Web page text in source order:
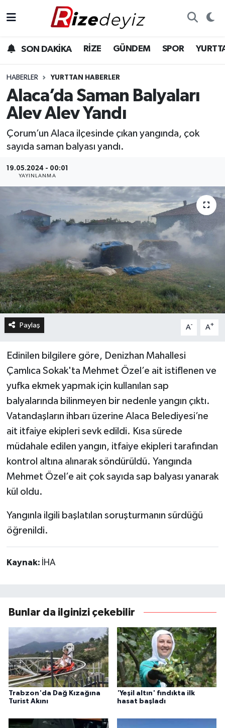
SON DAKİKA RİZE GÜNDEM SPOR
HABERLER YURTTAN HABERLER
Alaca’da Saman Balyaları
Alev Alev Yandı
Çorum’un Alaca ilçesinde çıkan yangında, çok
sayıda saman balyası yandı.
19.05.2024 - 00:01
YAYINLANMA
Paylaş A- A+
Edinilen bilgilere göre, Denizhan Mahallesi
Çamlıca Sokak'ta Mehmet Özel’e ait istiflenen ve
yufka ekmek yapmak için kullanılan sap
balyalarında bilinmeyen bir nedenle yangın çıktı.
Vatandaşların ihbarı üzerine Alaca Belediyesi’ne
ait itfaiye ekipleri sevk edildi. Kısa sürede
müdahale edilen yangın, itfaiye ekipleri tarafından
kontrol altına alınarak söndürüldü. Yangında
Mehmet Özel’e ait çok sayıda sap balyası yanarak
kül oldu.
Yangınla ilgili başlatılan soruşturmanın sürdüğü
öğrenildi.
Kaynak: İHA
Bunlar da ilginizi çekebilir
Trabzon'da Dağ Kızağına
Turist Akını
'Yeşil altın' fındıkta ilk
hasat başladı
Gündem
Yurttan Haberler
Ekonomi
Teknoloji
Sağlık
Rize Hava Durumu
Rize Trafik Yoğunluk Haritası
Süper Lig Puan Durumu ve Fikstür
Tüm Manşetler
Son Dakika Haberleri
Haber Arşivi